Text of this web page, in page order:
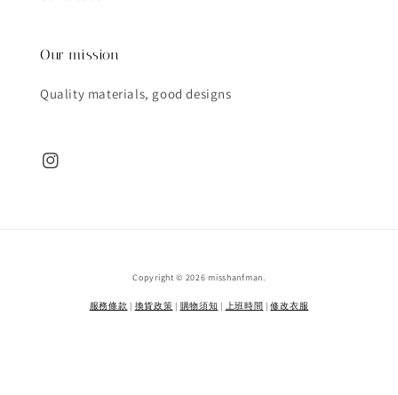
Our mission
Quality materials, good designs
Copyright © 2026 misshanfman.
服務條款 | 換貨政策 | 購物須知 | 上班時間 |修改衣服